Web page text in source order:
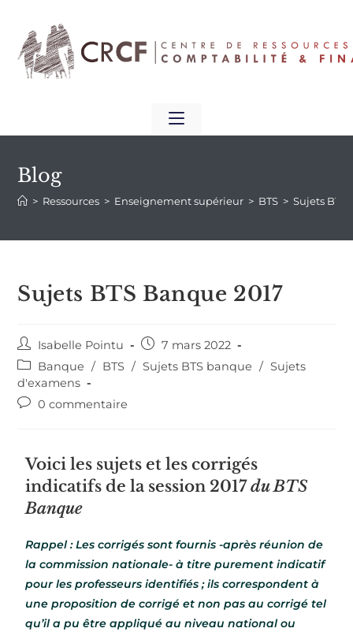
Blog
> Ressources > Enseignement supérieur > BTS > Sujets BTS
Sujets BTS Banque 2017
Isabelle Pointu
7 mars 2022
Banque / BTS / Sujets BTS banque / Sujets
d'examens
0 commentaire
Voici les sujets et les corrigés
indicatifs de la session 2017du BTS
Banque
Rappel : Les corrigés sont fournis -après réunion de
la commission nationale- à titre purement indicatif
pour les professeurs identifiés ; ils correspondent à
une proposition de corrigé et non pas au corrigé tel
qu’il a pu être appliqué au niveau national ou